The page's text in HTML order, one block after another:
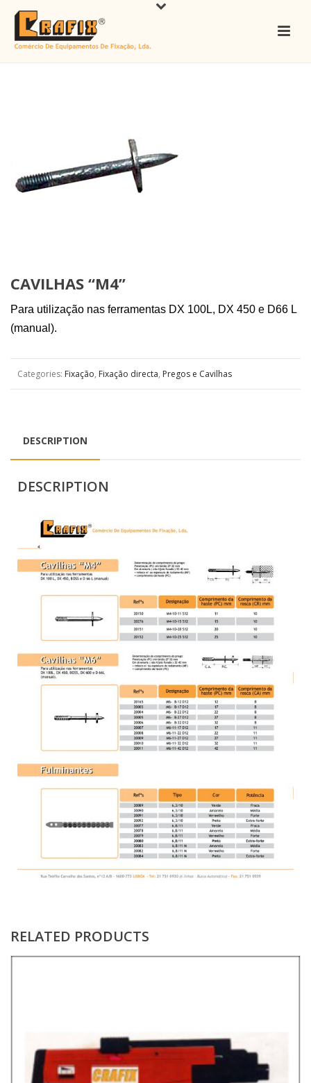
CAVILHAS “M4”
Para utilização nas ferramentas DX 100L, DX 450 e D66 L
(manual).
Categories: Fixação, Fixação directa, Pregos e Cavilhas
DESCRIPTION
DESCRIPTION
RELATED PRODUCTS